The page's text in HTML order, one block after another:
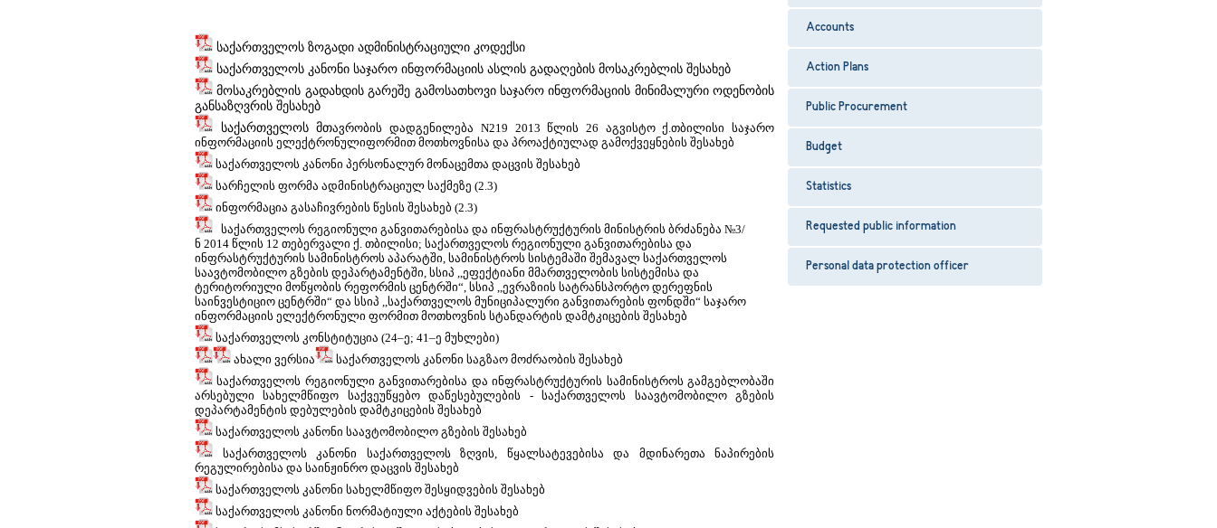
საქართველოს ზოგადი ადმინისტრაციული კოდექსი
საქართველოს კანონი საჯარო ინფორმაციის ასლის გადაღების მოსაკრებლის შესახებ
მოსაკრებლის გადახდის გარეშე გამოსათხოვი საჯარო ინფორმაციის მინიმალური ოდენობის
განსაზღვრის შესახებ
საქართველოს მთავრობის დადგენილება N219 2013 წლის 26 აგვისტო ქ.თბილისი საჯარო
ინფორმაციის ელექტრონულიფორმით მოთხოვნისა და პროაქტიულად გამოქვეყნების შესახებ
საქართველოს კანონი პერსონალურ მონაცემთა დაცვის შესახებ
სარჩელის ფორმა ადმინისტრაციულ საქმეზე (2.3)
ინფორმაცია გასაჩივრების წესის შესახებ (2.3)
საქართველოს რეგიონული განვითარებისა და ინფრასტრუქტურის მინისტრის ბრძანება №3/
ნ 2014 წლის 12 თებერვალი ქ. თბილისი; საქართველოს რეგიონული განვითარებისა და
ინფრასტრუქტურის სამინისტროს აპარატში, სამინისტროს სისტემაში შემავალ საქართველოს
საავტომობილო გზების დეპარტამენტში, სსიპ ,,ეფექტიანი მმართველობის სისტემისა და
ტერიტორიული მოწყობის რეფორმის ცენტრში“, სსიპ ,,ევრაზიის სატრანსპორტო დერეფნის
საინვესტიციო ცენტრში“ და სსიპ ,,საქართველოს მუნიციპალური განვითარების ფონდში“ საჯარო
ინფორმაციის ელექტრონული ფორმით მოთხოვნის სტანდარტის დამტკიცების შესახებ
საქართველოს კონსტიტუცია (24–ე; 41–ე მუხლები)
ახალი ვერსია
საქართველოს კანონი საგზაო მოძრაობის შესახებ
საქართველოს რეგიონული განვითარებისა და ინფრასტრუქტურის სამინისტროს გამგებლობაში
არსებული სახელმწიფო საქვეუწყებო დაწესებულების - საქართველოს საავტომობილო გზების
დეპარტამენტის დებულების დამტკიცების შესახებ
საქართველოს კანონი საავტომობილო გზების შესახებ
საქართველოს კანონი საქართველოს ზღვის, წყალსატევებისა და მდინარეთა ნაპირების
რეგულირებისა და საინჟინრო დაცვის შესახებ
საქართველოს კანონი სახელმწიფო შესყიდვების შესახებ
საქართველოს კანონი ნორმატიული აქტების შესახებ
Accounts
Action Plans
Public Procurement
Budget
Statistics
Requested public information
Personal data protection officer